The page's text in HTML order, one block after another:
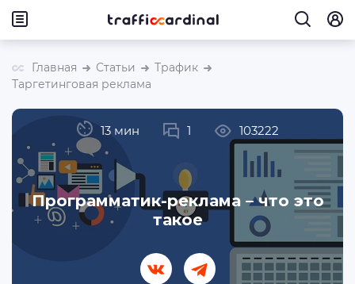
Главная Статьи
Трафик
Таргетинговая реклама
Программатик-реклама – что это
такое
13 мин 1 103222